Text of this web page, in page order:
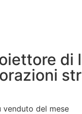
di
venduto del mese